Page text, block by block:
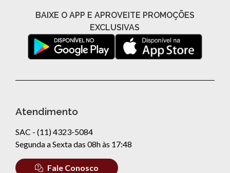
BAIXE O APP E APROVEITE PROMOÇÕES
EXCLUSIVAS
Atendimento
SAC - (11) 4323-5084
Segunda a Sexta das 08h às 17:48
Fale Conosco